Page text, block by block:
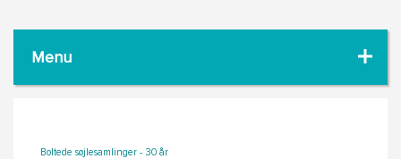
Menu
Boltede søjlesamlinger - 30 år